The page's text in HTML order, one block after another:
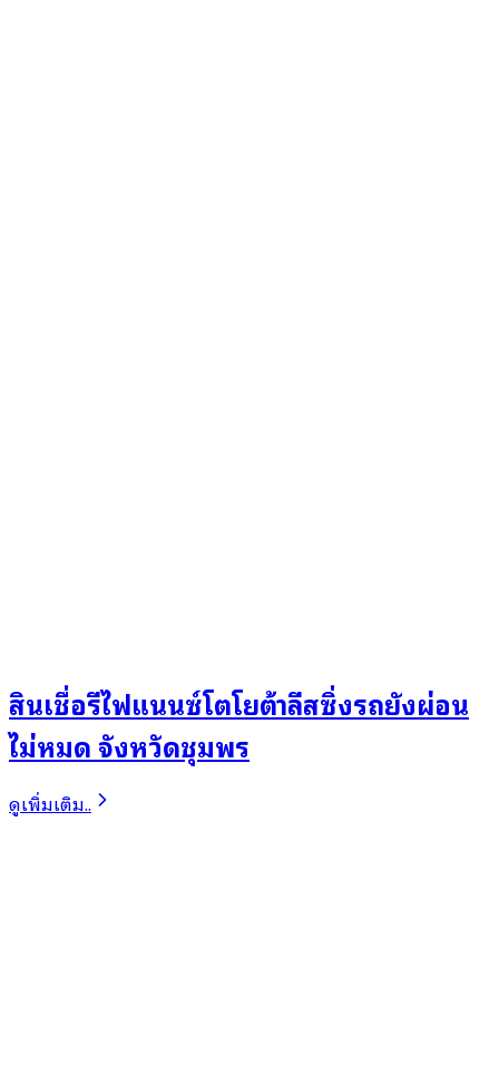
สินเชื่อรีไฟแนนซ์โตโยต้าลีสซิ่งรถยังผ่อน
ไม่หมด จังหวัดชุมพร
ดูเพิ่มเติม..